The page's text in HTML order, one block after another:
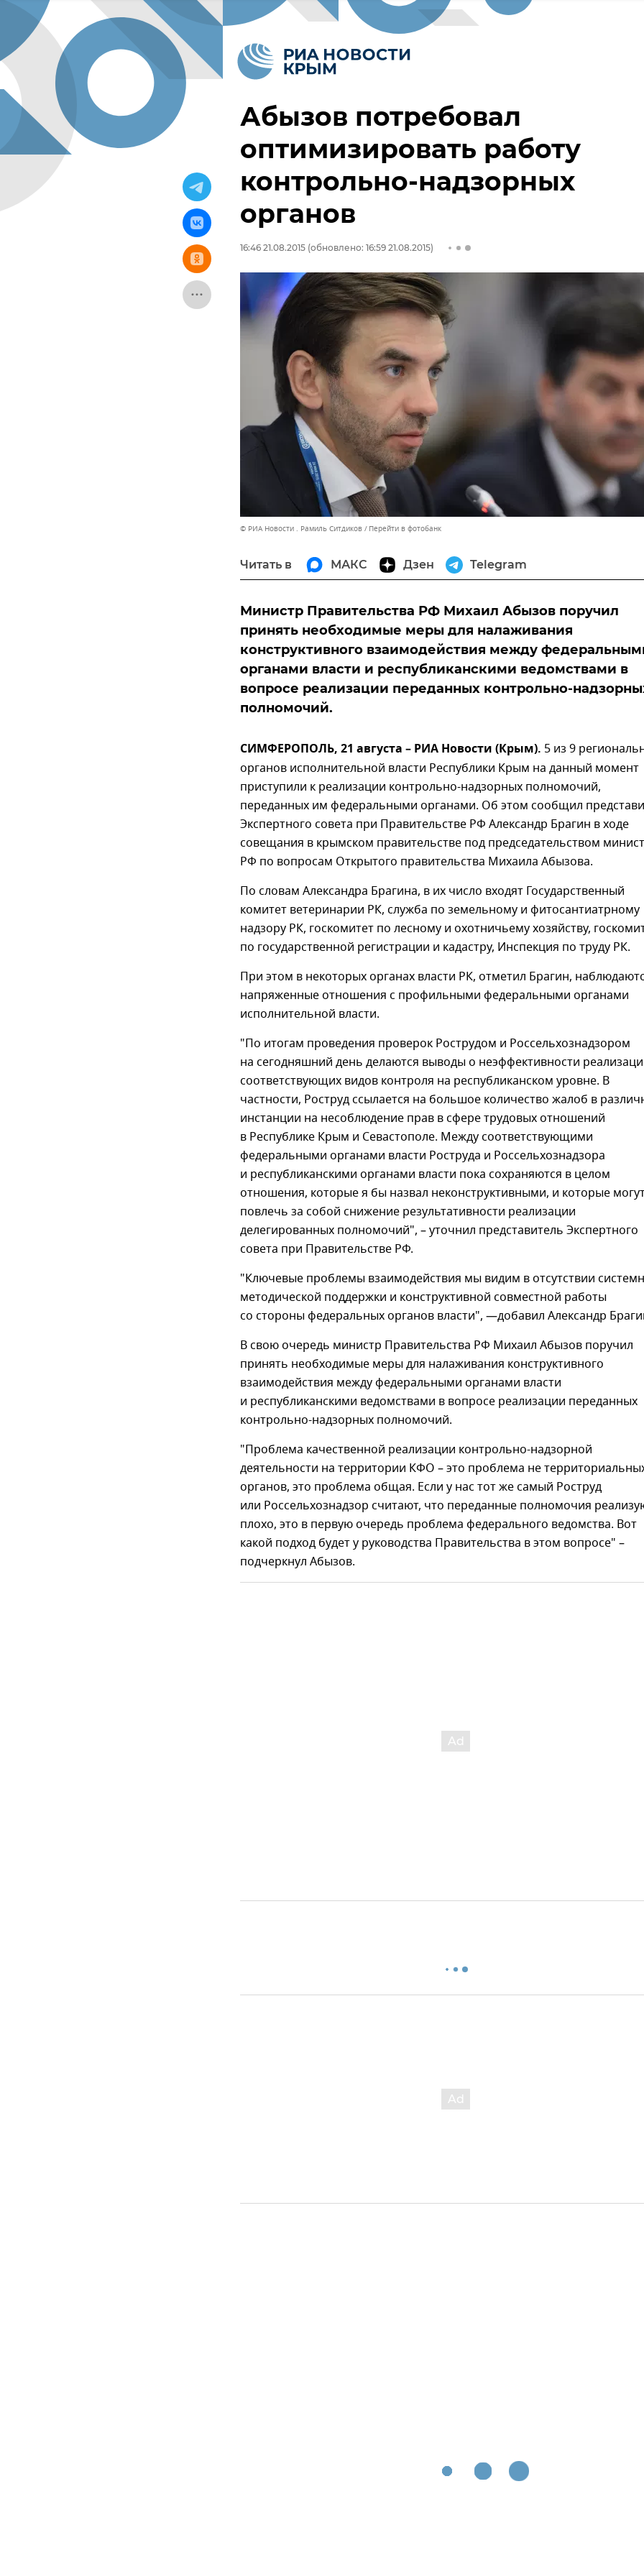
Абызов потребовал
оптимизировать работу
контрольно-надзорных
органов
16:46 21.08.2015 (обновлено: 16:59 21.08.2015)
© РИА Новости . Рамиль Ситдиков Перейти в фотобанк
Читать в МАКС Дзен Telegram
Министр Правительства РФ Михаил Абызов поручил
принять необходимые меры для налаживания
конструктивного взаимодействия между
органами власти и республиканскими ведомствами в
вопросе реализации переданных контрольно-
полномочий.
СИМФЕРОПОЛЬ, 21 августа – РИА Новости (Крым). 5 из 9
органов исполнительной власти Республики Крым на данный момент
приступили к реализации контрольно-надзорных полномочий,
переданных им федеральными органами. Об этом сообщил
Экспертного совета при Правительстве РФ Александр Брагин в ходе
совещания в крымском правительстве под председательством
РФ по вопросам Открытого правительства Михаила Абызова.
По словам Александра Брагина, в их число входят Государственный
комитет ветеринарии РК, служба по земельному и фитосантиатрному
надзору РК, госкомитет по лесному и охотничьему хозяйству,
по государственной регистрации и кадастру, Инспекция по труду РК.
При этом в некоторых органах власти РК, отметил Брагин,
напряженные отношения с профильными федеральными органами
исполнительной власти.
"По итогам проведения проверок Рострудом и Россельхознадзором
на сегодняшний день делаются выводы о неэффективности
соответствующих видов контроля на республиканском уровне. В
частности, Роструд ссылается на большое количество жалоб в
инстанции на несоблюдение прав в сфере трудовых отношений
в Республике Крым и Севастополе. Между соответствующими
федеральными органами власти Роструда и Россельхознадзора
и республиканскими органами власти пока сохраняются в целом
отношения, которые я бы назвал неконструктивными, и которые
повлечь за собой снижение результативности реализации
делегированных полномочий", – уточнил представитель Экспертного
совета при Правительстве РФ.
"Ключевые проблемы взаимодействия мы видим в отсутствии
методической поддержки и конструктивной совместной работы
со стороны федеральных органов власти", —добавил Александр
В свою очередь министр Правительства РФ Михаил Абызов поручил
принять необходимые меры для налаживания конструктивного
взаимодействия между федеральными органами власти
и республиканскими ведомствами в вопросе реализации переданных
контрольно-надзорных полномочий.
"Проблема качественной реализации контрольно-надзорной
деятельности на территории КФО – это проблема не
органов, это проблема общая. Если у нас тот же самый Роструд
или Россельхознадзор считают, что переданные полномочия
плохо, это в первую очередь проблема федерального ведомства. Вот
какой подход будет у руководства Правительства в этом вопросе" –
подчеркнул Абызов.